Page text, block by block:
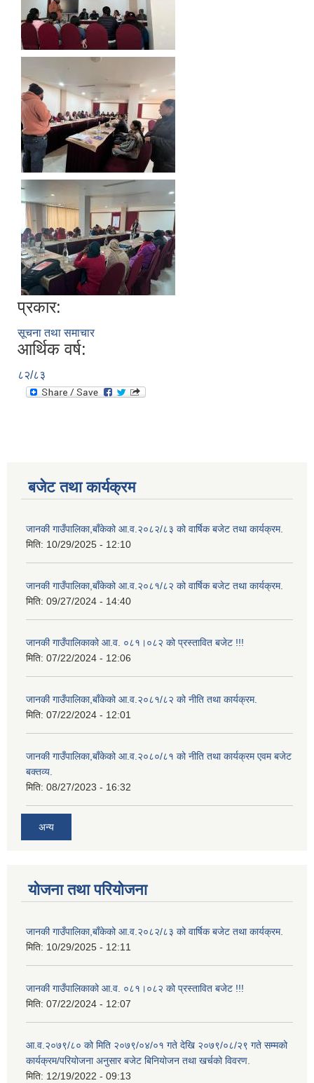
प्रकार:
सूचना तथा समाचार
आर्थिक वर्ष:
८२/८३
बजेट तथा कार्यक्रम
जानकी गाउँपालिका,बाँकेको आ.व.२०८२/८३ को वार्षिक बजेट तथा कार्यक्रम.
मिति: 10/29/2025 - 12:10
जानकी गाउँपालिका,बाँकेको आ.व.२०८१/८२ को वार्षिक बजेट तथा कार्यक्रम.
मिति: 09/27/2024 - 14:40
जानकी गाउँपालिकाको आ.व. ०८१।०८२ को प्रस्तावित बजेट !!!
मिति: 07/22/2024 - 12:06
जानकी गाउँपालिका,बाँकेको आ.व.२०८१/८२ को नीति तथा कार्यक्रम.
मिति: 07/22/2024 - 12:01
जानकी गाउँपालिका,बाँकेको आ.व.२०८०/८१ को नीति तथा कार्यक्रम एवम बजेट
बक्तव्य.
मिति: 08/27/2023 - 16:32
अन्य
योजना तथा परियोजना
जानकी गाउँपालिका,बाँकेको आ.व.२०८२/८३ को वार्षिक बजेट तथा कार्यक्रम.
मिति: 10/29/2025 - 12:11
जानकी गाउँपालिकाको आ.व. ०८१।०८२ को प्रस्तावित बजेट !!!
मिति: 07/22/2024 - 12:07
आ.व.२०७९/८० को मिति २०७९/०४/०१ गते देखि २०७९/०८/२९ गते सम्मको
कार्यक्रम/परियोजना अनुसार बजेट बिनियोजन तथा खर्चको विवरण.
मिति: 12/19/2022 - 09:13